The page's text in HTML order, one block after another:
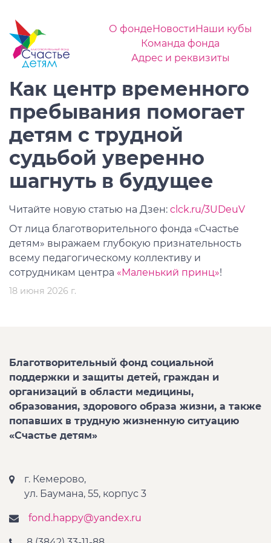
О фондеНовостиНаши кубы
Команда фонда
Адрес и реквизиты
Как центр временного
пребывания помогает
детям с трудной
судьбой уверенно
шагнуть в будущее
Читайте новую статью на Дзен: clck.ru/3UDeuV
От лица благотворительного фонда «Счастье
детям» выражаем глубокую признательность
всему педагогическому коллективу и
сотрудникам центра «Маленький принц»!
18 июня 2026 г.
Благотворительный фонд социальной
поддержки и защиты детей, граждан и
организаций в области медицины,
образования, здорового образа жизни, а также
попавших в трудную жизненную ситуацию
«Счастье детям»
г. Кемерово,
ул. Баумана, 55, корпус 3
fond.happy@yandex.ru